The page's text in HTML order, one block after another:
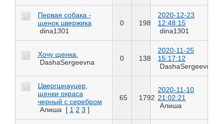
Первая собака -
щенок цвержика
dina1301
0 198
2020-12-23
12:48:15
dina1301
Хочу щенка.
DashaSergeevna
0 138
2020-11-25
15:17:12
DashaSergeevna
Цвергшнауцер,
щенки окраса
черный с серебром
Алиша
[ 1 2 3 ]
65 1792
2020-11-10
21:02:21
Алиша